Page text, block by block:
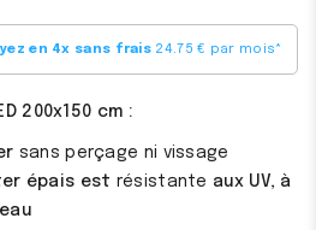
en 4x sans frais 24.75 € par mois*
200x150 cm :
sans perçage ni vissage
épais est résistante aux UV, à